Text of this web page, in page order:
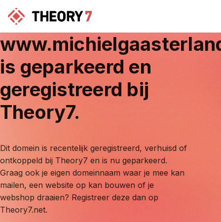
is geparkeerd en
geregistreerd bij
Theory7.
Dit domein is recentelijk geregistreerd, verhuisd of
ontkoppeld bij Theory7 en is nu geparkeerd.
Graag ook je eigen domeinnaam waar je mee kan
mailen, een website op kan bouwen of je
webshop draaien? Registreer deze dan op
Theory7.net.